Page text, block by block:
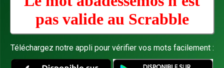
pas valide au Scrabble
Téléchargez notre appli pour vérifier vos mots facilement :